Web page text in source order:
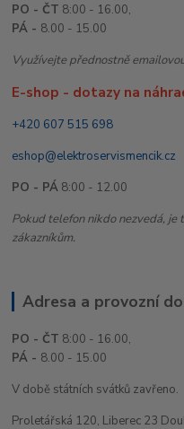
PO - ČT 8:00 - 16.00,
PÁ - 8.00 - 15.00
Využívejte přednostně
E-shop - dotazy na
+420 607 515 698
eshop@elektroservismencik.cz
PO - PÁ 8:00 - 12.00
Pokud telefon nikdo nezvedá, je
zákazníkům.
Adresa a provozní
PO - ČT 8:00 - 16.00,
PÁ - 8.00 - 15.00
V době státních svátků zavřeno.
Proletářská 120, Liberec 23